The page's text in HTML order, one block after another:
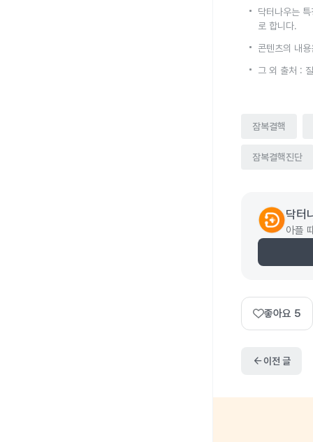
닥터나우는
로 합니다.
콘텐츠의 내
그 외 출처 :
잠복결핵
잠복결핵진단
닥터
아플
좋아요 5
arrow_back이전 글